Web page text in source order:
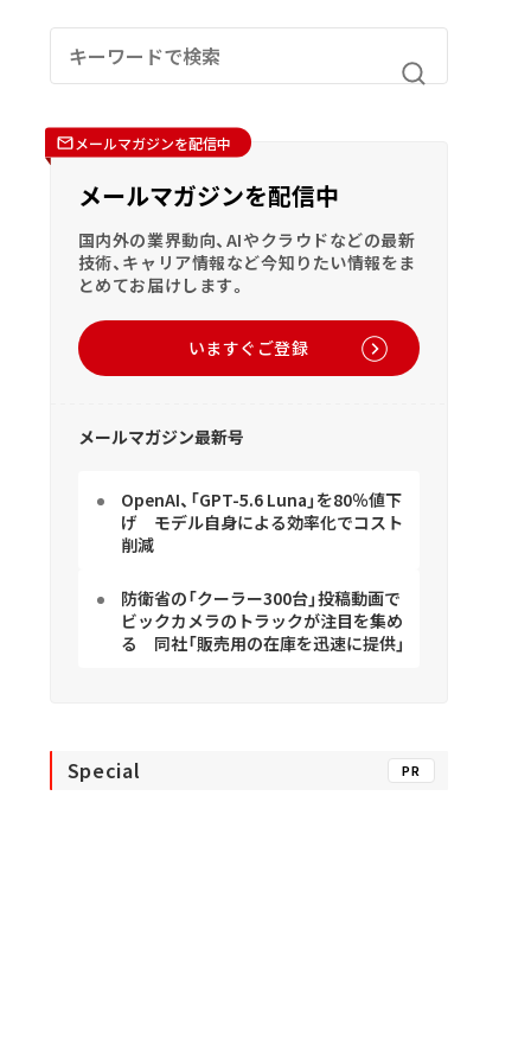
メールマガジンを配信中
メールマガジンを配信中
国内外の業界動向、AIやクラウドなどの最新
技術、キャリア情報など今知りたい情報をま
とめてお届けします。
いますぐご登録
メールマガジン最新号
OpenAI、「GPT-5.6 Luna」を80％値下
げ モデル自身による効率化でコスト
削減
防衛省の「クーラー300台」投稿動画で
ビックカメラのトラックが注目を集め
る 同社「販売用の在庫を迅速に提供」
Special PR